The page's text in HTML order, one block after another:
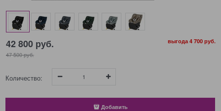
47 500 руб.
42 800 руб. выгода 4 700 руб.
Количество:
Добавить